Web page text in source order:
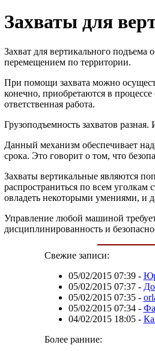
Захваты для
Захват для вертикального
перемещением по территории.
При помощи захвата можно
конечно, приобретаются в
ответственная работа.
Грузоподъемность захватов
Данный механизм обеспечивает
срока. Это говорит о том, что
Захваты вертикальные являются
распространиться по всем
овладеть некоторыми умениями, и
Управление любой машиной
дисциплинированность и
Свежие записи:
05/02/2015 07:39-
05/02/2015 07:37-
05/02/2015 07:35-
05/02/2015 07:34-
04/02/2015 18:05-
Более ранние: